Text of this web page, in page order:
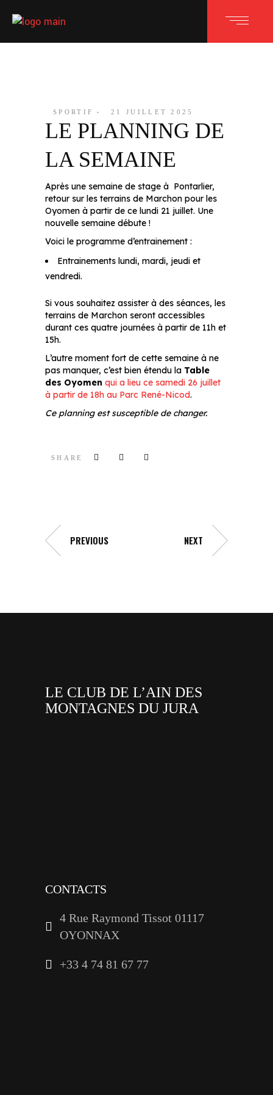
SPORTIF 21 JUILLET 2025
LE PLANNING DE
LA SEMAINE
Après une semaine de stage à Pontarlier,
retour sur les terrains de Marchon pour les
Oyomen à partir de ce lundi 21 juillet. Une
nouvelle semaine débute !
Voici le programme d’entrainement :
Entrainements lundi, mardi, jeudi et
vendredi.
Si vous souhaitez assister à des séances, les
terrains de Marchon seront accessibles
durant ces quatre journées à partir de 11h et
15h.
L’autre moment fort de cette semaine à ne
pas manquer, c’est bien étendu la Table
des Oyomen qui a lieu ce samedi 26 juillet
à partir de 18h au Parc René-Nicod.
Ce planning est susceptible de changer.
SHARE
PREVIOUS NEXT
LE CLUB DE L’AIN DES
MONTAGNES DU JURA
CONTACTS
4 Rue Raymond Tissot 01117
OYONNAX
+33 4 74 81 67 77